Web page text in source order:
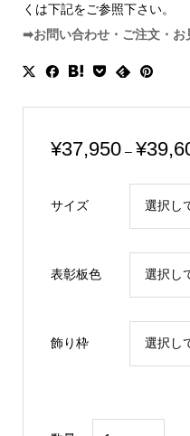
くは下記をご参照下さい。
➡お問い合わせ・ご注文・お
¥37,950 – ¥
サイズ
表彰板色
飾り枠